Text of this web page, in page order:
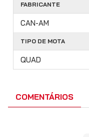
FABRICANTE
CAN-AM
TIPO DE MOTA
QUAD
COMENTÁRIOS